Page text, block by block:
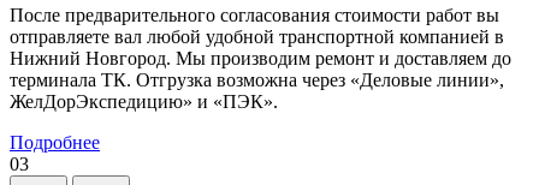
После предварительного согласования стоимости работ вы
отправляете вал любой удобной транспортной компанией в
Нижний Новгород. Мы производим ремонт и доставляем до
терминала ТК. Отгрузка возможна через «Деловые линии»,
ЖелДорЭкспедицию» и «ПЭК».
Подробнее
03